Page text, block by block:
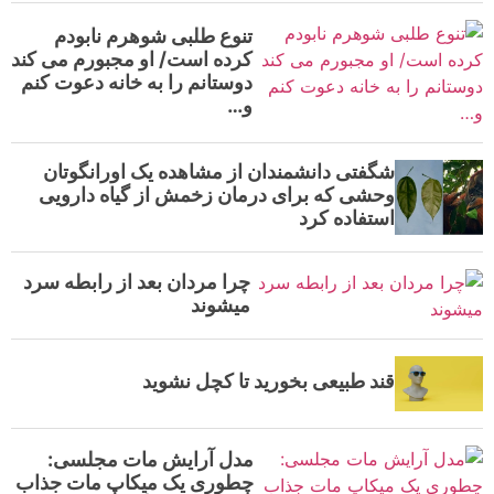
تنوع طلبی شوهرم نابودم
کرده است/ او مجبورم می کند
دوستانم را به خانه دعوت کنم
و…
شگفتی دانشمندان از مشاهده یک اورانگوتان
وحشی که برای درمان زخمش از گیاه دارویی
استفاده کرد
چرا مردان بعد از رابطه سرد
میشوند
قند طبیعی بخورید تا کچل نشوید
مدل آرایش مات مجلسی:
چطوری یک میکاپ مات جذاب